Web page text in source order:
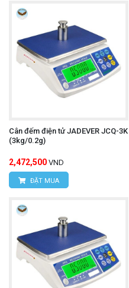
Cân đếm điện tử JADEVER JCQ-3K
(3kg/0.2g)
2,472,500 VND
ĐẶT MUA